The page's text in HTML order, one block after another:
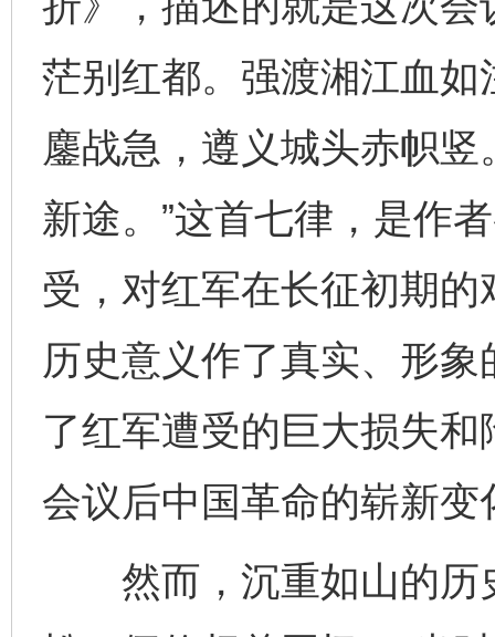
茫别红都。强渡湘江血
鏖战急，遵义城头赤帜
新途。”这首七律，是作
受，对红军在长征初期
历史意义作了真实、形
了红军遭受的巨大损失
会议后中国革命的崭新变
然而，沉重如山的历